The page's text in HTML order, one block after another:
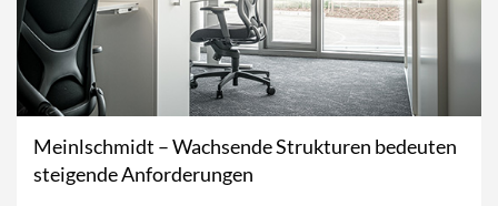
Meinlschmidt – Wachsende Strukturen bedeuten
steigende Anforderungen